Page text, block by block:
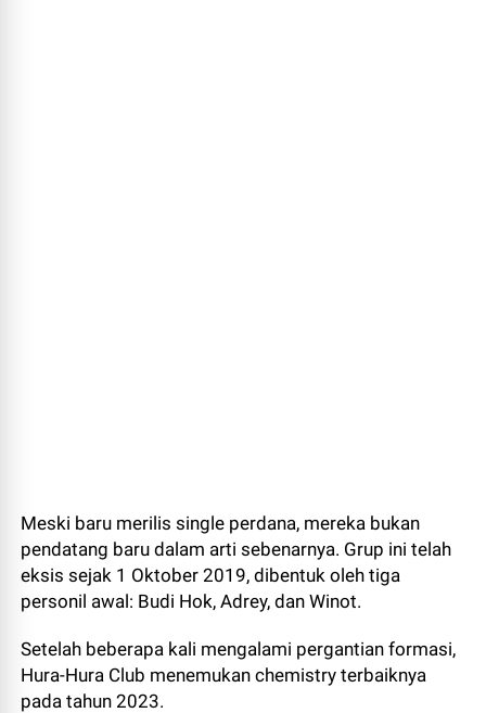
Meski baru merilis single perdana, mereka bukan
pendatang baru dalam arti sebenarnya. Grup ini telah
eksis sejak 1 Oktober 2019, dibentuk oleh tiga
personil awal: Budi Hok, Adrey, dan Winot.
Setelah beberapa kali mengalami pergantian formasi,
Hura-Hura Club menemukan chemistry terbaiknya
pada tahun 2023.